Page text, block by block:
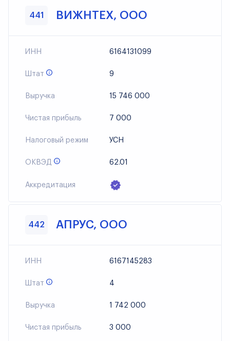
441 ВИЖНТЕХ, ООО
ИНН 6164131099
Штат 9
Выручка 15 746 000
Чистая прибыль 7 000
Налоговый режим УСН
ОКВЭД 62.01
Аккредитация
442 АПРУС, ООО
ИНН 6167145283
Штат 4
Выручка 1 742 000
Чистая прибыль 3 000